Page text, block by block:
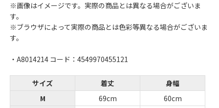
※画像はイメージです。実際の商品とは異なる場合がございま
す。
※ブラウザによって実際の商品とは色彩等異なる場合がございま
す。
・A8014214 コード：4549970455121
サイズ 着丈
身幅
M
69cm
60cm